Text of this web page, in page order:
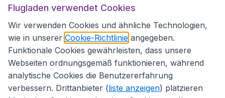
Mehr über Spanien
Schweiz
Flugladen verwendet Cookies
Wir verwenden Cookies und ähnliche Technologien,
wie in unserer Cookie-Richtlinie angegeben.
Funktionale Cookies gewährleisten, dass unsere
Webseiten ordnungsgemäß funktionieren, während
analytische Cookies die Benutzererfahrung
verbessern. Drittanbieter (liste anzeigen) platzieren